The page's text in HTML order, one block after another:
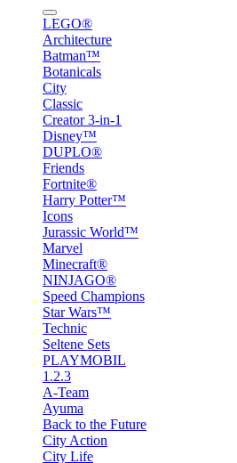
LEGO®
Architecture
Batman™
Botanicals
City
Classic
Creator 3-in-1
Disney™
DUPLO®
Friends
Fortnite®
Harry Potter™
Icons
Jurassic World™
Marvel
Minecraft®
NINJAGO®
Speed Champions
Star Wars™
Technic
Seltene Sets
PLAYMOBIL
1.2.3
A-Team
Ayuma
Back to the Future
City Action
City Life